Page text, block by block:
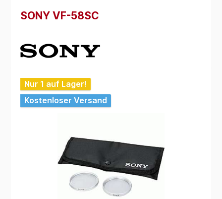
SONY VF-58SC
Bildergalerie überspringen
Nur 1 auf Lager!
Kostenloser Versand